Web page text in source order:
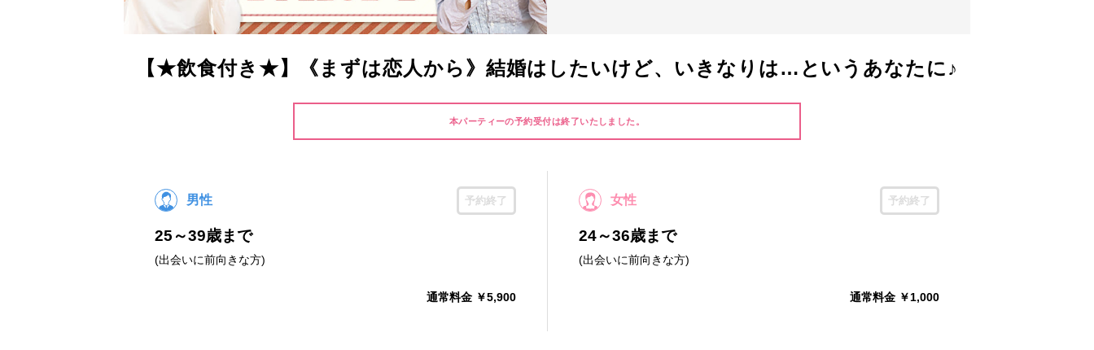
【★飲食付き★】《まずは恋人から》結婚はしたいけど、いきなりは…というあなたに♪
本パーティーの予約受付は終了いたしました。
男性 予約終了
25～39歳まで
(出会いに前向きな方)
通常料金 ￥5,900
女性 予約終了
24～36歳まで
(出会いに前向きな方)
通常料金 ￥1,000